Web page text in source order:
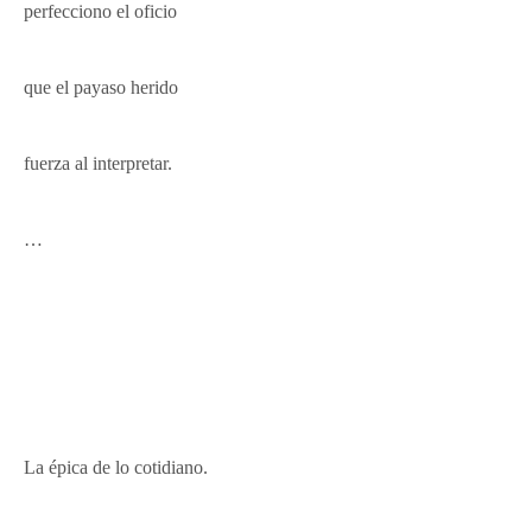
perfecciono el oficio
que el payaso herido
fuerza al interpretar.
…
La épica de lo cotidiano.